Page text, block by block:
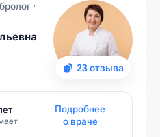
23 отзыва
·
Подробнее
о враче